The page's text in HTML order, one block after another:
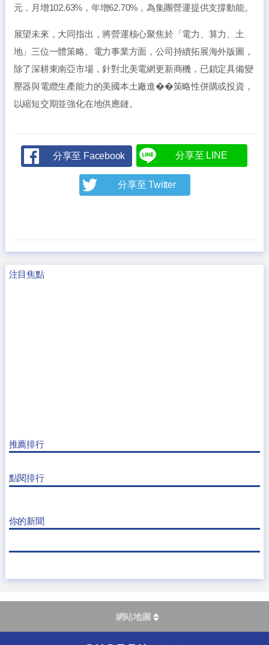
元，月增102.63%，年增62.70%，為集團營運提供支撐動能。
展望未來，大同指出，將營運核心聚焦於「電力、算力、土
地」三位一體策略。電力事業方面，公司持續拓展海外版圖，
除了深耕東南亞市場，針對北美電網更新商機，已鎖定具備變
壓器與電纜生產能力的美國本土廠進��策略性併購或投資，
以縮短交期並強化在地供應鏈。
分享至 Facebook 分享至 LINE
分享至 Twitter
注目焦點
推薦排行
點閱排行
你的新聞
網站地圖